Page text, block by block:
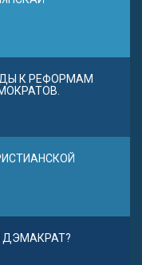
К РЕФОРМАМ
ДЭМАКРАТ?